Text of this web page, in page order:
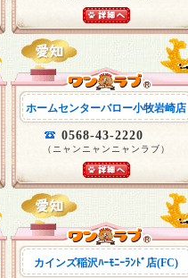
ホームセンターバロー小牧岩崎店
0568-43-2220
（ニャンニャンニャンラブ）
カインズ稲沢ﾊｰﾓﾆｰﾗﾝﾄﾞ店(FC)